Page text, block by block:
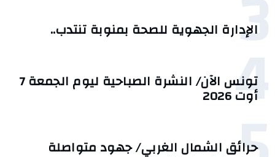
الإدارة الجهوية للصحة بمنوبة تنتدب..
4 تونس الآن/ النشرة الصباحية ليوم الجمعة 7
أوت 2026
حرائق الشمال الغربي/ جهود متواصلة